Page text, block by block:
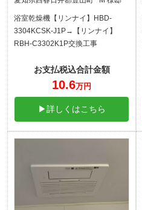
浴室乾燥機【リンナイ】HBD-
3304KCSK-J1P→【リンナイ】
RBH-C3302K1P交換工事
お支払税込合計金額
10.6万円
▶詳しくはこちら